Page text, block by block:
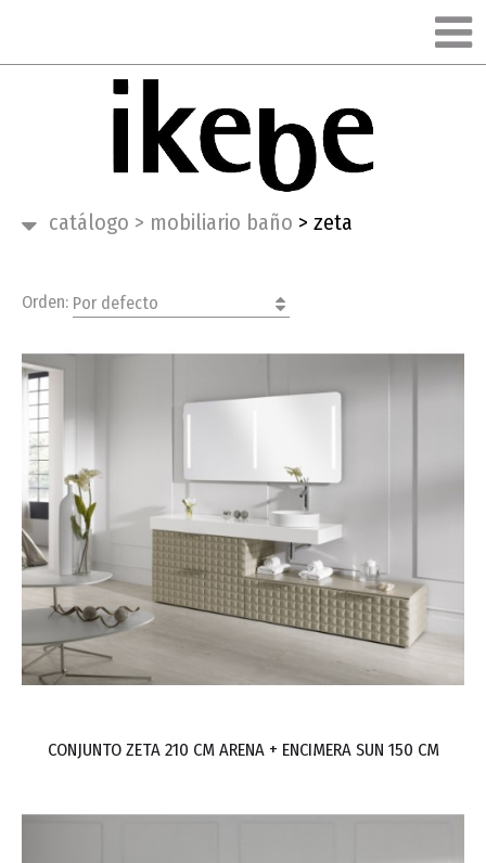
catálogo > mobiliario baño > zeta
Orden: Por defecto
CONJUNTO ZETA 210 CM ARENA + ENCIMERA SUN 150 CM